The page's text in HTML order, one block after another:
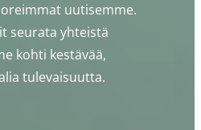
uutisemme.
seurata yhteistä
kohti kestävää,
tulevaisuutta.